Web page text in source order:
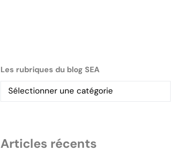
Les rubriques du blog SEA
Articles récents